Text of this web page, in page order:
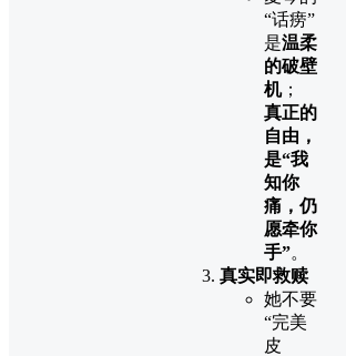
“话痨”
是温柔
的破壁
机；
真正的
自由，
是“我
知你
痛，仍
愿牵你
手”。
真实即救赎
她不要
“完美
皮